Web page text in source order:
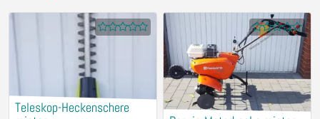
Teleskop-Heckenschere